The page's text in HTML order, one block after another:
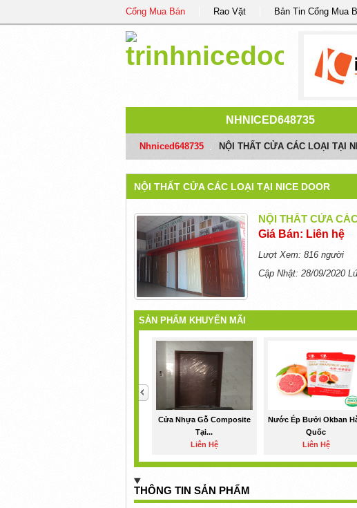
Cổng Mua Bán Rao Vặt Bản Tin Cổng Mua
NHNICED648735
Nhniced648735 NỘI THẤT CỬA CÁC LOẠI TẠI
NỘI THẤT CỬA CÁC LOẠI TẠI NICE DOOR
NỘI THẤT CỬA
Giá Bán: Liên hệ
Lượt Xem: 816 người
Cập Nhật: 28/09/2020
SẢN PHẨM KHUYẾN MÃI
Cửa Nhựa Gỗ Composite
Tại...
Liên Hệ
Nước Ép Bưởi Okban
Quốc
Liên Hệ
THÔNG TIN SẢN PHẨM